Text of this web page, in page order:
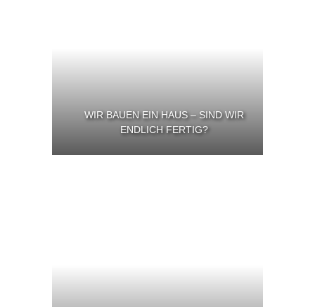
WIR BAUEN EIN HAUS – SIND WIR
ENDLICH FERTIG?